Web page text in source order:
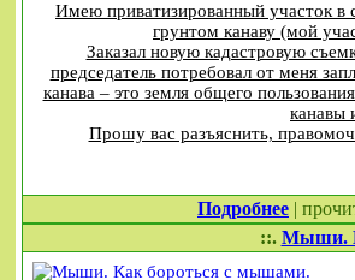
Имею приватизированный участок в
грунтом канаву (мой
Заказал новую кадастровую
председатель потребовал от меня
канава – это земля общего
канавы
Прошу вас разъяснить,
Подробнее |
::. Мыши.